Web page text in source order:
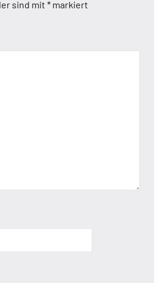
sind mit * markiert